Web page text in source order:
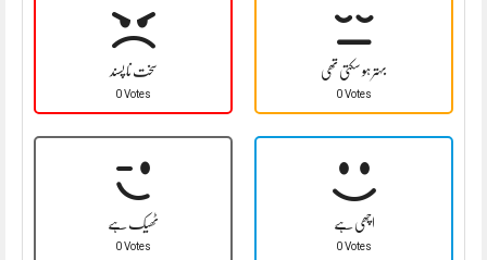
سخت نا پسند
0 Votes
بہتر ہو سکتی تھی
0 Votes
ٹھیک ہے
0 Votes
اچھی ہے
0 Votes